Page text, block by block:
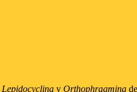
Lepidocyclina y Orthophragmina